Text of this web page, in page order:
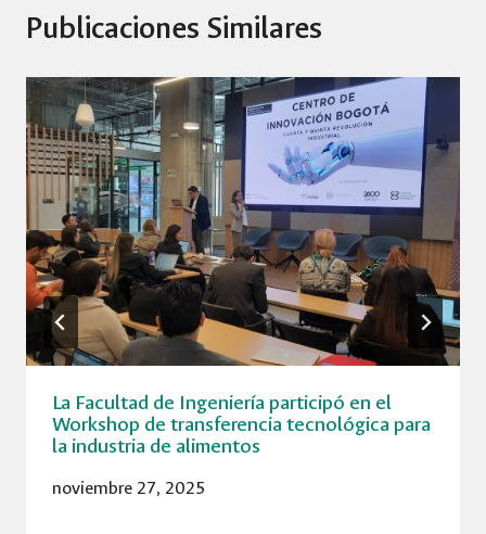
Publicaciones Similares
La Facultad de Ingeniería participó en el
Workshop de transferencia tecnológica para
la industria de alimentos
noviembre 27, 2025